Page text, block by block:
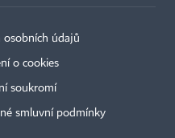
osobních údajů
o cookies
soukromí
smluvní podmínky